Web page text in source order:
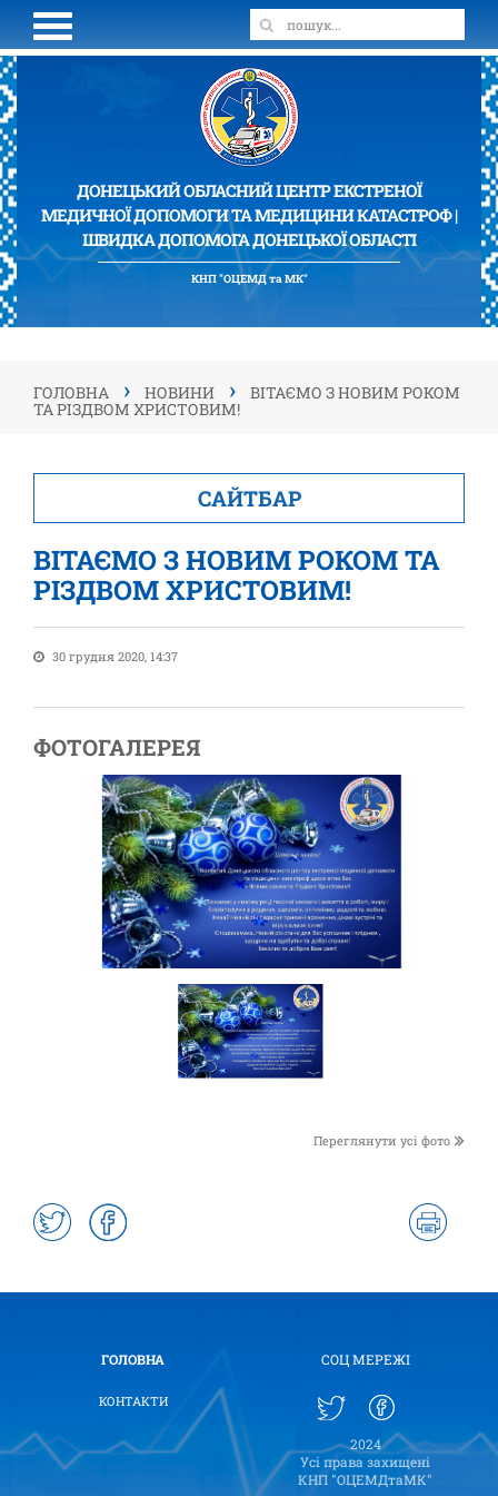
ДОНЕЦЬКИЙ ОБЛАСНИЙ ЦЕНТР ЕКСТРЕНОЇ
МЕДИЧНОЇ ДОПОМОГИ ТА МЕДИЦИНИ КАТАСТРОФ |
ШВИДКА ДОПОМОГА ДОНЕЦЬКОЇ ОБЛАСТІ
КНП "ОЦЕМД та МК"
ГОЛОВНА › НОВИНИ › ВІТАЄМО З НОВИМ РОКОМ
ТА РІЗДВОМ ХРИСТОВИМ!
САЙТБАР
ВІТАЄМО З НОВИМ РОКОМ ТА
РІЗДВОМ ХРИСТОВИМ!
30 грудня 2020, 14:37
ФОТОГАЛЕРЕЯ
Переглянути усі фото
ГОЛОВНА
КОНТАКТИ
СОЦ МЕРЕЖІ
2024
Усі права захищені
КНП "ОЦЕМДтаМК"